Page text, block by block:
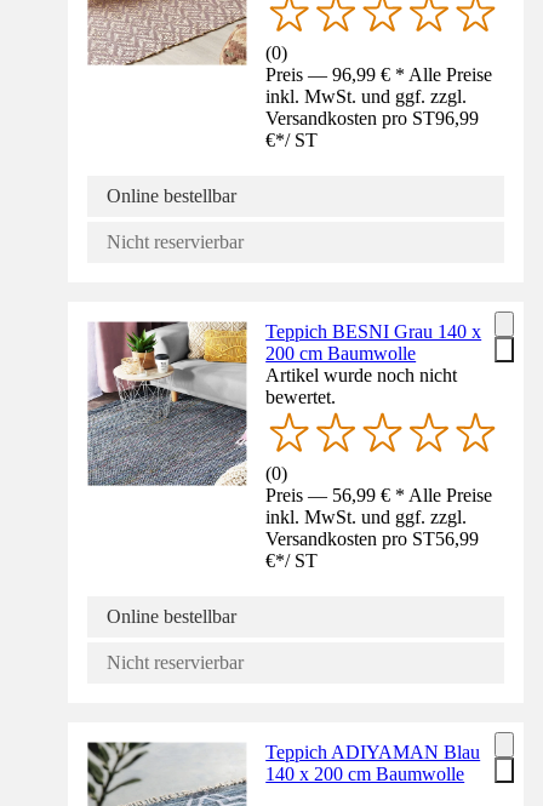
(0)
Preis — 96,99 € * Alle Preise
inkl. MwSt. und ggf. zzgl.
Versandkosten pro ST96,99
€*/ ST
Online bestellbar
Nicht reservierbar
Teppich BESNI Grau 140 x
200 cm Baumwolle
Artikel wurde noch nicht
bewertet.
(0)
Preis — 56,99 € * Alle Preise
inkl. MwSt. und ggf. zzgl.
Versandkosten pro ST56,99
€*/ ST
Online bestellbar
Nicht reservierbar
Teppich ADIYAMAN Blau
140 x 200 cm Baumwolle